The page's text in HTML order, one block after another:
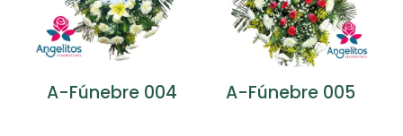
A-Fúnebre 004 A-Fúnebre 005